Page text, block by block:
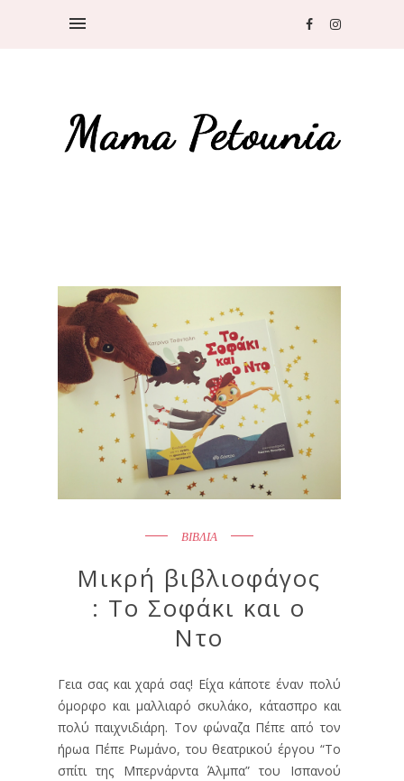
ΒΙΒΛΙΑ
Μικρή βιβλιοφάγος
: Το Σοφάκι και ο
Ντο
Γεια σας και χαρά σας! Είχα κάποτε έναν πολύ
όμορφο και μαλλιαρό σκυλάκο, κάτασπρο και
πολύ παιχνιδιάρη. Τον φώναζα Πέπε από τον
ήρωα Πέπε Ρωμάνο, του θεατρικού έργου “Το
σπίτι της Μπερνάρντα Άλμπα” του Ισπανού